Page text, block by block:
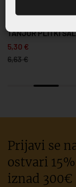
CM
TANJUR
5,33 €
6,66 €
Prijavi se
ostvari
iznad 300€